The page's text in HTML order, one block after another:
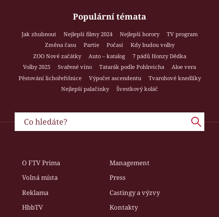
Populární témata
Jak zhubnout Nejlepší filmy 2024 Nejlepší horory
TV program
Změna času
Partie Počasí
Kdy budou volby
ZOO Nové začátky
Auto – katalog
7 pádů Honzy Dědka
Volby 2025
Svařené víno Tatarák podle Pohlreicha
Aloe vera
Pěstování lichořeřišnice
Výpočet ascendentu
Tvarohové knedlíky
Nejlepší palačinky
Švestkový koláč
O FTV Prima
Management
Volná místa
Press
Reklama
Castingy a výzvy
HbbTV
Kontakty